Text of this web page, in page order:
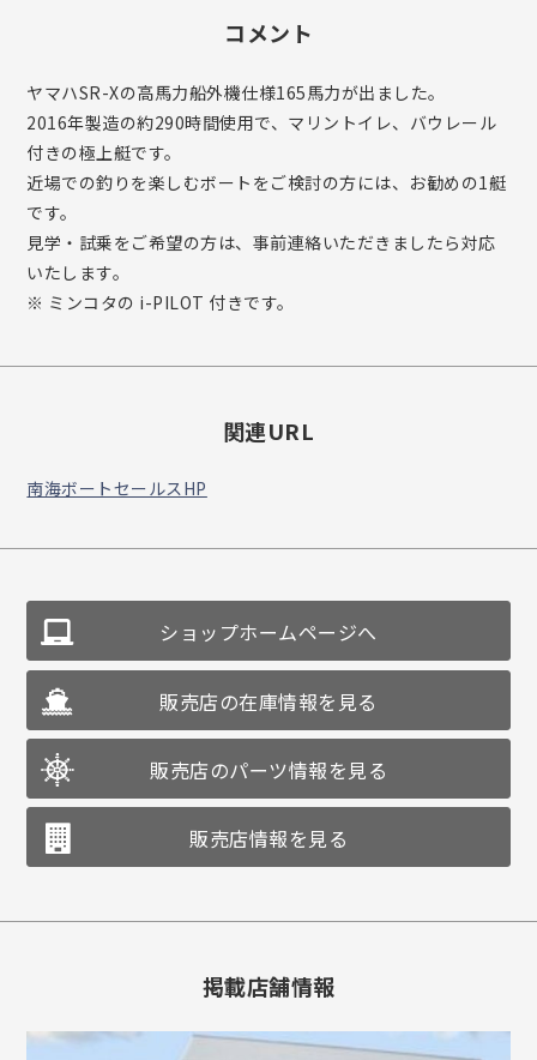
コメント
ヤマハSR-Xの高馬力船外機仕様165馬力が出ました。
2016年製造の約290時間使用で、マリントイレ、バウレール
付きの極上艇です。
近場での釣りを楽しむボートをご検討の方には、お勧めの1艇
です。
見学・試乗をご希望の方は、事前連絡いただきましたら対応
いたします。
※ ミンコタの i-PILOT 付きです。
関連URL
南海ボートセールスHP
ショップホームページへ
販売店の在庫情報を見る
販売店のパーツ情報を見る
販売店情報を見る
掲載店舗情報